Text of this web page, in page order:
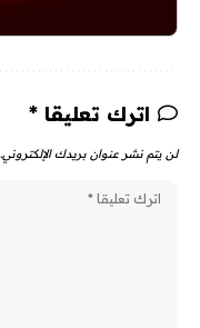
اترك تعليقا *
لن يتم نشر عنوان بريدك الإلكتروني.